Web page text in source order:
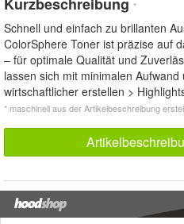
*
Schnell und einfach zu brillanten
ColorSphere Toner ist präzise auf
– für optimale Qualität und
lassen sich mit minimalen
wirtschaftlicher erstellen >
* maschinell aus der Artikelbeschreibung